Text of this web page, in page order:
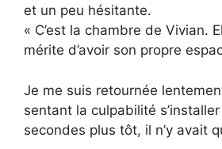
et un peu hésitante.
« C’est la chambre de Vivian.
mérite d’avoir son propre
Je me suis retournée
sentant la culpabilité
secondes plus tôt, il n’y avait